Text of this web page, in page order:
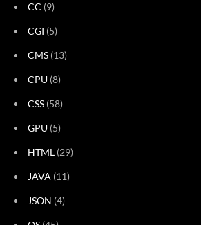
CC (9)
CGI (5)
CMS (13)
CPU (8)
CSS (58)
GPU (5)
HTML (29)
JAVA (11)
JSON (4)